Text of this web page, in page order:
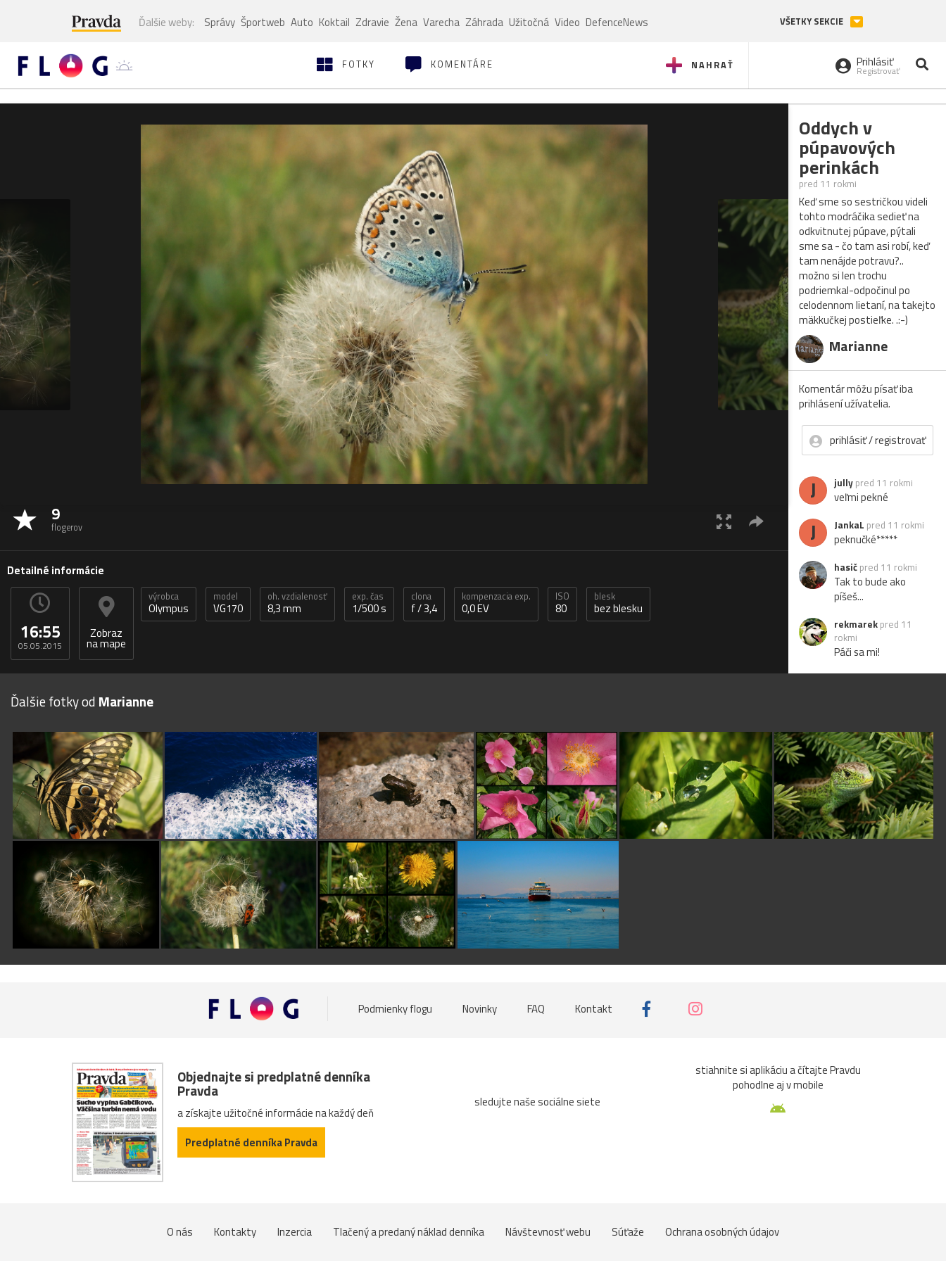
Ďalšie weby: Správy Športweb Auto Koktail Zdravie Žena Varecha Záhrada Užitočná Video DefenceNews VŠETKY SEKCIE
NAHRAŤ
FOTKY KOMENTÁRE Prihlásiť
Registrovať
9
flogerov
Detailné informácie
16:55
05.05.2015
Zobraz
na mape
výrobca
Olympus
model
VG170
oh. vzdialenosť
8,3 mm
exp. čas
1/500 s
clona
f / 3,4
kompenzacia exp.
0,0 EV
ISO
80
blesk
bez blesku
Oddych v
púpavových
perinkách
pred 11 rokmi
Keď sme so sestričkou videli
tohto modráčika sedieť na
odkvitnutej púpave, pýtali
sme sa - čo tam asi robí, keď
tam nenájde potravu?..
možno si len trochu
podriemkal-odpočinul po
celodennom lietaní, na takejto
mäkkučkej postieľke. .:-)
Marianne
Komentár môžu písať iba
prihlásení užívatelia.
prihlásiť / registrovať
J jully pred 11 rokmi
veľmi pekné
J JankaL pred 11 rokmi
peknučké*****
hasič pred 11 rokmi
Tak to bude ako
píšeš...
rekmarek pred 11
rokmi
Páči sa mi!
rokmi
jééj. dakujem :-)
M moni36pred 11 rokmi
Pekne
Ďalšie fotky od Marianne
Podmienky flogu Novinky FAQ Kontakt
Objednajte si predplatné denníka
Pravda
a získajte užitočné informácie na každý deň
Predplatné denníka Pravda
sledujte naše sociálne siete
stiahnite si aplikáciu a čítajte Pravdu
pohodlne aj v mobile
O nás Kontakty Inzercia Tlačený a predaný náklad denníka Návštevnosť webu Súťaže Ochrana osobných údajov